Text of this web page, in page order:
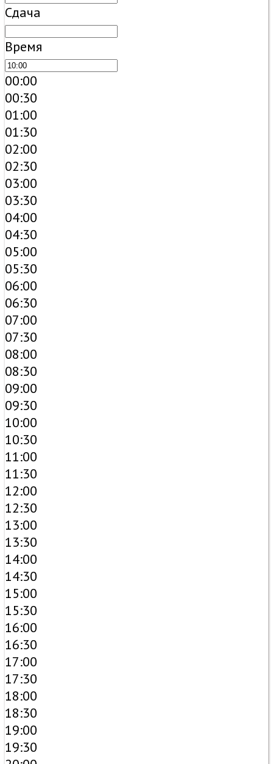
Сдача
Время
00:00
00:30
01:00
01:30
02:00
02:30
03:00
03:30
04:00
04:30
05:00
05:30
06:00
06:30
07:00
07:30
08:00
08:30
09:00
09:30
10:00
10:30
11:00
11:30
12:00
12:30
13:00
13:30
14:00
14:30
15:00
15:30
16:00
16:30
17:00
17:30
18:00
18:30
19:00
19:30